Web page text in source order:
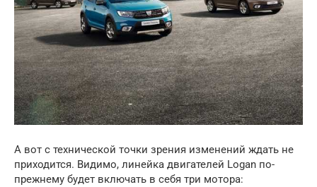
А вот с технической точки зрения изменений ждать не
приходится. Видимо, линейка двигателей Logan по-
прежнему будет включать в себя три мотора: